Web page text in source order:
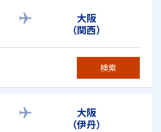
大阪
（関西）
検索
大阪
（伊丹）